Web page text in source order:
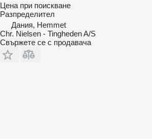
Цена при поискване
Разпределител
Дания, Hemmet
Chr. Nielsen - Tingheden A/S
Свържете се с продавача